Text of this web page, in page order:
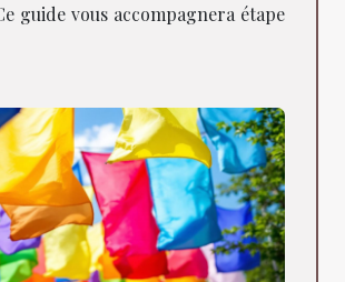
guide vous accompagnera étape